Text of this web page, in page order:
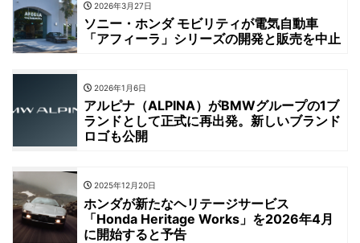
2026年3月27日
ソニー・ホンダ モビリティが電気自動車
「アフィーラ」シリーズの開発と販売を中止
2026年1月6日
アルピナ（ALPINA）がBMWグループの1ブ
ランドとして正式に再出発。新しいブランド
ロゴも公開
2025年12月20日
ホンダが新たなヘリテージサービス
「Honda Heritage Works」を2026年4月
に開始すると予告